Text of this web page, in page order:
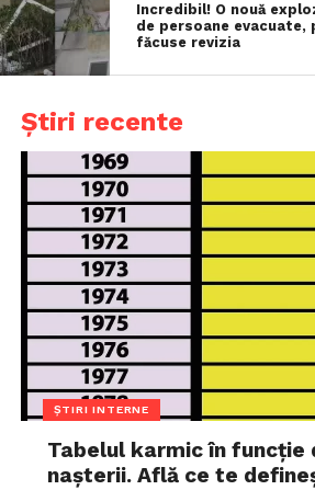
Incredibil! O nouă
de persoane evacuate,
făcuse revizia
Știri recente
ȘTIRI INTERNE
Tabelul karmic în funcție
nașterii. Află ce te